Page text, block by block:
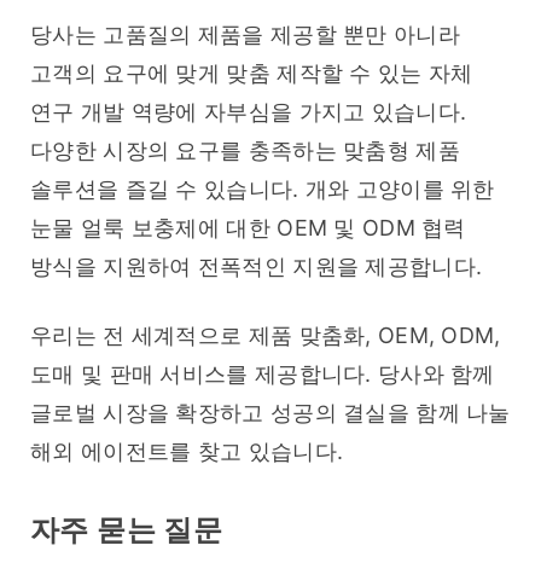
당사는 고품질의 제품을 제공할 뿐만 아니라
고객의 요구에 맞게 맞춤 제작할 수 있는 자체
연구 개발 역량에 자부심을 가지고 있습니다.
다양한 시장의 요구를 충족하는 맞춤형 제품
솔루션을 즐길 수 있습니다. 개와 고양이를 위한
눈물 얼룩 보충제에 대한 OEM 및 ODM 협력
방식을 지원하여 전폭적인 지원을 제공합니다.
우리는 전 세계적으로 제품 맞춤화, OEM, ODM,
도매 및 판매 서비스를 제공합니다. 당사와 함께
글로벌 시장을 확장하고 성공의 결실을 함께 나눌
해외 에이전트를 찾고 있습니다.
자주 묻는 질문